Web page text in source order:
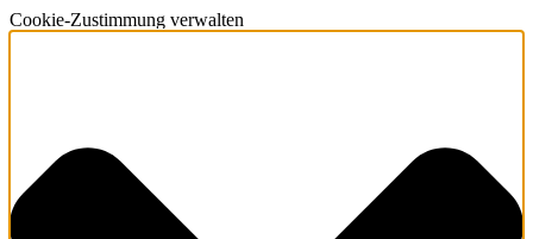
Cookie-Zustimmung verwalten